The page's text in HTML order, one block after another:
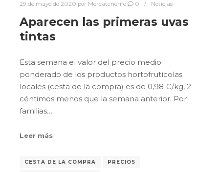
29 de mayo de 2020 por Mercatenerife 0 Noticias
Aparecen las primeras uvas
tintas
Esta semana el valor del precio medio
ponderado de los productos hortofrutícolas
locales (cesta de la compra) es de 0,98 €/kg, 2
céntimos menos que la semana anterior. Por
familias…
Leer más
CESTA DE LA COMPRA PRECIOS